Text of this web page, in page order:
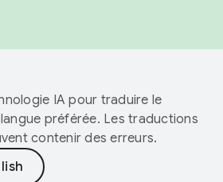
IA pour traduire le
préférée. Les traductions
contenir des erreurs.